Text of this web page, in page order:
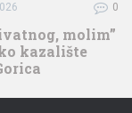
0
molim”
kazalište